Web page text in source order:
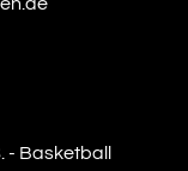
Basketball